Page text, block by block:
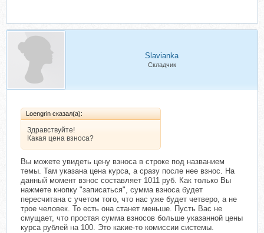
Slavianka
Складчик
Loengrin сказал(а):
Здравствуйте!
Какая цена взноса?
Вы можете увидеть цену взноса в строке под названием
темы. Там указана цена курса, а сразу после нее взнос. На
данный момент взнос составляет 1011 руб. Как только Вы
нажмете кнопку "записаться", сумма взноса будет
пересчитана с учетом того, что нас уже будет четверо, а не
трое человек. То есть она станет меньше. Пусть Вас не
смущает, что простая сумма взносов больше указанной цены
курса рублей на 100. Это какие-то комиссии системы.